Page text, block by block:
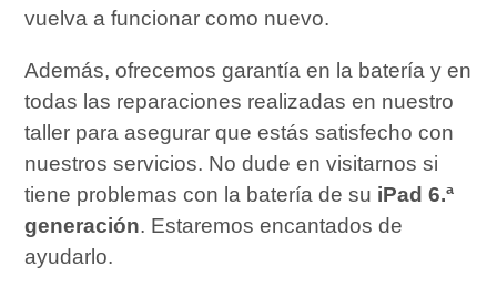
vuelva a funcionar como nuevo.
Además, ofrecemos garantía en la batería y en
todas las reparaciones realizadas en nuestro
taller para asegurar que estás satisfecho con
nuestros servicios. No dude en visitarnos si
tiene problemas con la batería de su iPad 6.ª
generación. Estaremos encantados de
ayudarlo.